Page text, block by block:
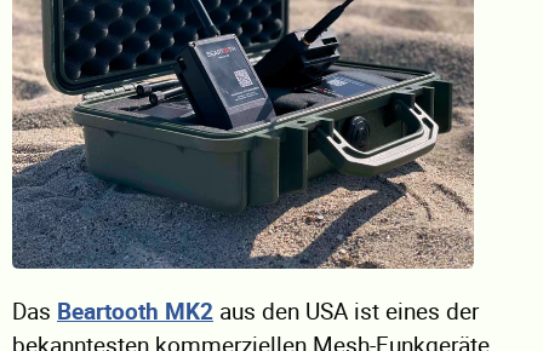
Das Beartooth MK2 aus den USA ist eines der